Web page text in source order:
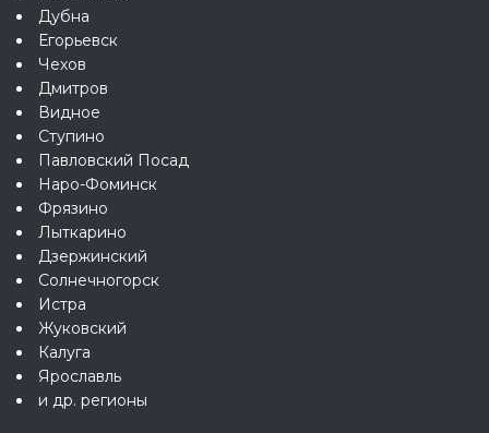
Дубна
Егорьевск
Чехов
Дмитров
Видное
Ступино
Павловский Посад
Наро-Фоминск
Фрязино
Лыткарино
Дзержинский
Солнечногорск
Истра
Жуковский
Калуга
Ярославль
и др. регионы